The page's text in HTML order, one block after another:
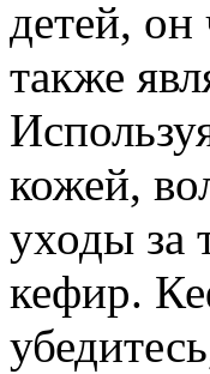
детей, он
также
кожей,
уходы за
кефир.